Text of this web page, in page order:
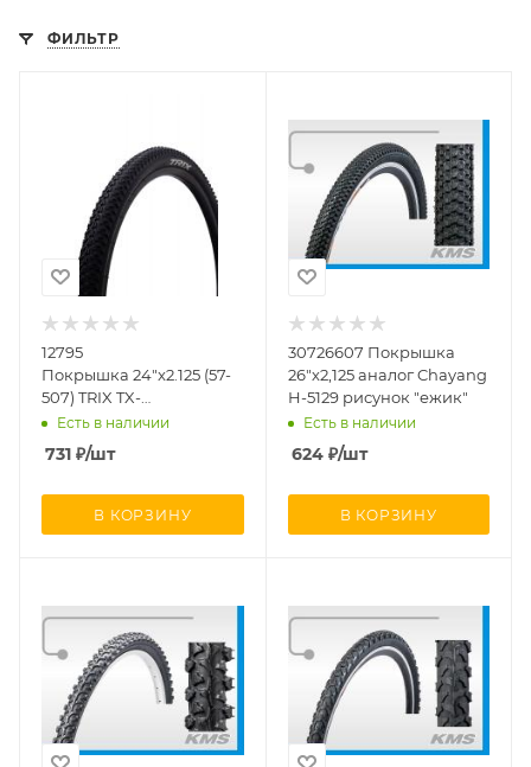
ФИЛЬТР
12795
Покрышка 24"x2.125 (57-
507) TRIX TX-
036 горная 30TPI
Есть в наличии
731 ₽/шт
В КОРЗИНУ
30726607 Покрышка
26"х2,125 аналог Chayang
H-5129 рисунок "ежик"
Есть в наличии
624₽/шт
В КОРЗИНУ